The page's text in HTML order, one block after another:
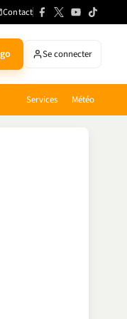
Contact
Se connecter
Services Météo